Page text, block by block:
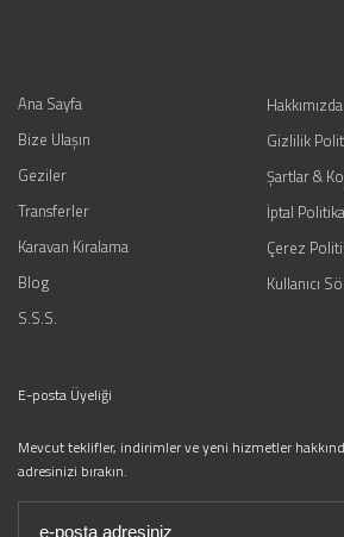
Ana Sayfa
Bize Ulaşın
Geziler
Transferler
Karavan Kiralama
Blog
S.S.S.
Hakkımızda
Gizlilik
Şartlar &
İptal
Çerez
Kullanıcı
E-posta Üyeliği
Mevcut teklifler, indirimler ve yeni hizmetler
adresinizi bırakın.